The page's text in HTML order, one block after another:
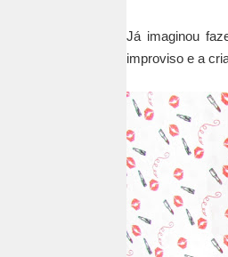
Já imaginou
improviso e a